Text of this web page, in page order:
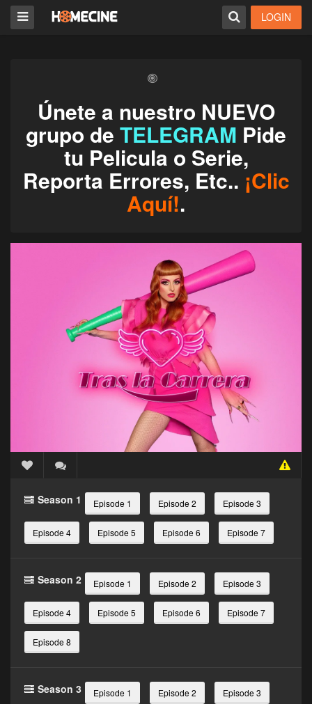
LOGIN
Únete a nuestro NUEVO
grupo de TELEGRAM Pide
tu Pelicula o Serie,
Reporta Errores, Etc.. ¡Clic
Aquí!.
Season 1 Episode 1 Episode 2 Episode 3
Episode 4 Episode 5 Episode 6 Episode 7
Season 2 Episode 1 Episode 2 Episode 3
Episode 4 Episode 5 Episode 6 Episode 7
Episode 8
Season 3 Episode 1 Episode 2 Episode 3